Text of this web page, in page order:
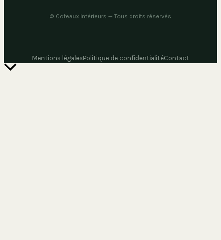
© Coteaux Intérieurs — Tous droits réservés.
Mentions légalesPolitique de confidentialitéContact